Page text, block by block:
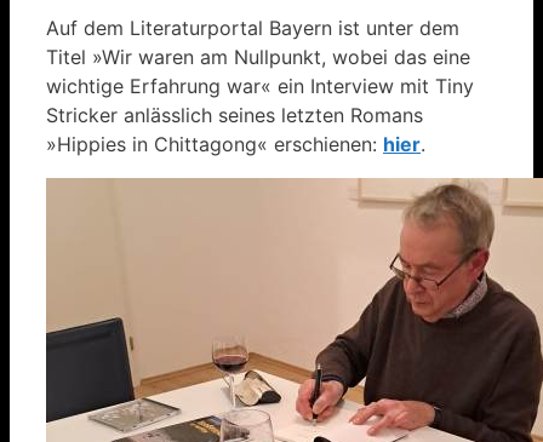
Auf dem Literaturportal Bayern ist unter dem
Titel »Wir waren am Nullpunkt, wobei das eine
wichtige Erfahrung war« ein Interview mit Tiny
Stricker anlässlich seines letzten Romans
»Hippies in Chittagong« erschienen: hier.